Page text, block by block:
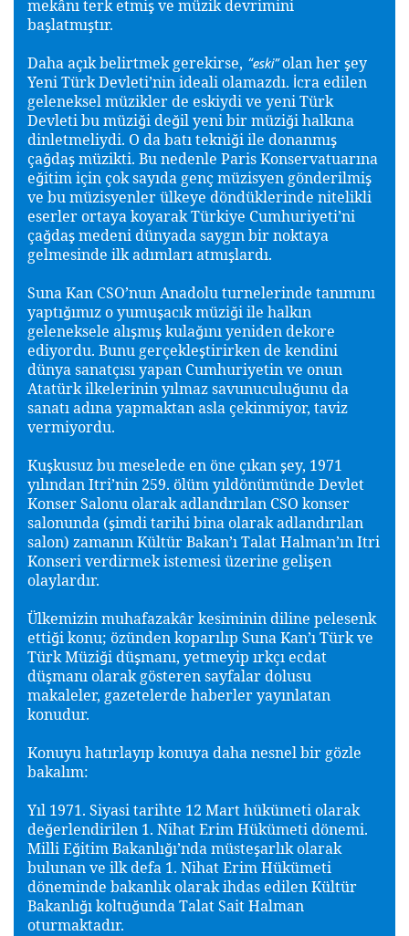
mekânı terk etmiş ve müzik devrimini
başlatmıştır.
Daha açık belirtmek gerekirse, “eski”olan her şey
Yeni Türk Devleti’nin ideali olamazdı. İcra edilen
geleneksel müzikler de eskiydi ve yeni Türk
Devleti bu müziği değil yeni bir müziği halkına
dinletmeliydi. O da batı tekniği ile donanmış
çağdaş müzikti. Bu nedenle Paris Konservatuarına
eğitim için çok sayıda genç müzisyen gönderilmiş
ve bu müzisyenler ülkeye döndüklerinde nitelikli
eserler ortaya koyarak Türkiye Cumhuriyeti’ni
çağdaş medeni dünyada saygın bir noktaya
gelmesinde ilk adımları atmışlardı.
Suna Kan CSO’nun Anadolu turnelerinde tanımını
yaptığımız o yumuşacık müziği ile halkın
geleneksele alışmış kulağını yeniden dekore
ediyordu. Bunu gerçekleştirirken de kendini
dünya sanatçısı yapan Cumhuriyetin ve onun
Atatürk ilkelerinin yılmaz savunuculuğunu da
sanatı adına yapmaktan asla çekinmiyor, taviz
vermiyordu.
Kuşkusuz bu meselede en öne çıkan şey, 1971
yılından Itri’nin 259. ölüm yıldönümünde Devlet
Konser Salonu olarak adlandırılan CSO konser
salonunda (şimdi tarihi bina olarak adlandırılan
salon) zamanın Kültür Bakan’ı Talat Halman’ın Itri
Konseri verdirmek istemesi üzerine gelişen
olaylardır.
Ülkemizin muhafazakâr kesiminin diline pelesenk
ettiği konu; özünden koparılıp Suna Kan’ı Türk ve
Türk Müziği düşmanı, yetmeyip ırkçı ecdat
düşmanı olarak gösteren sayfalar dolusu
makaleler, gazetelerde haberler yayınlatan
konudur.
Konuyu hatırlayıp konuya daha nesnel bir gözle
bakalım:
Yıl 1971. Siyasi tarihte 12 Mart hükümeti olarak
değerlendirilen 1. Nihat Erim Hükümeti dönemi.
Milli Eğitim Bakanlığı’nda müsteşarlık olarak
bulunan ve ilk defa 1. Nihat Erim Hükümeti
döneminde bakanlık olarak ihdas edilen Kültür
Bakanlığı koltuğunda Talat Sait Halman
oturmaktadır.